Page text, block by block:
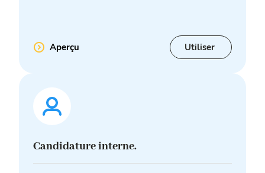
Aperçu Utiliser
Candidature interne.